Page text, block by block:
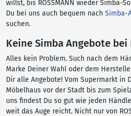
willst, bis ROSSMANN wieder Simba-
Du bei uns auch bequem nach Simba-
suchen.
Keine Simba Angebote bei
Alles kein Problem. Such nach dem
Marke Deiner Wahl oder dem
Dir alle Angebote! Vom Supermarkt in
Möbelhaus vor der Stadt bis zum
uns findest Du so gut wie jeden
weit das Auge reicht. Nicht nur von